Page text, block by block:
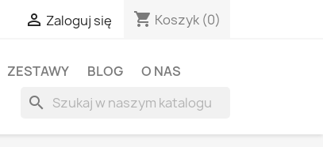
 Zaloguj się shopping_cart Koszyk (0)
ZESTAWY BLOG O NAS
search